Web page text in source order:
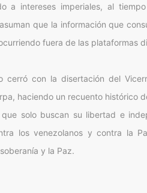
a intereses imperiales, al
que la información que
fuera de las plataformas
cerró con la disertación del
haciendo un recuento histórico
que solo buscan su libertad e
los venezolanos y contra la
y la Paz.